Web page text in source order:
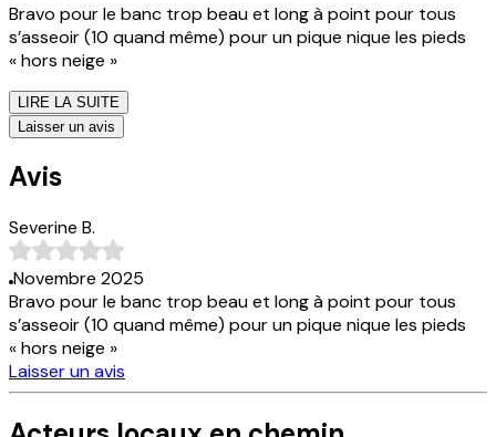
Bravo pour le banc trop beau et long à point pour tous
s’asseoir (10 quand même) pour un pique nique les pieds
« hors neige »
LIRE LA SUITE
Laisser un avis
Avis
Severine B.
Novembre 2025
Bravo pour le banc trop beau et long à point pour tous
s’asseoir (10 quand même) pour un pique nique les pieds
« hors neige »
Laisser un avis